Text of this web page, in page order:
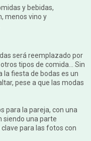
y bebidas,
menos vino y
será reemplazado por
tipos de comida... Sin
la fiesta de bodas es un
pese a que las modas
para la pareja, con una
siendo una parte
para las fotos con